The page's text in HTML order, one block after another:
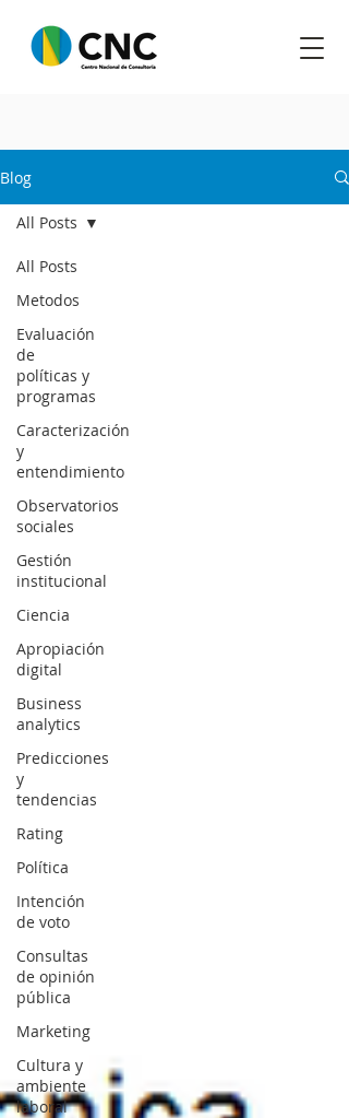
Blog
All Posts
Metodos
Evaluación
de
políticas y
programas
Caracterización
y
entendimiento
Observatorios
sociales
Gestión
institucional
Ciencia
Apropiación
digital
Business
analytics
Predicciones
y
tendencias
Rating
Política
Intención
de voto
Consultas
de opinión
pública
Marketing
Cultura y
ambiente
laboral
All Posts